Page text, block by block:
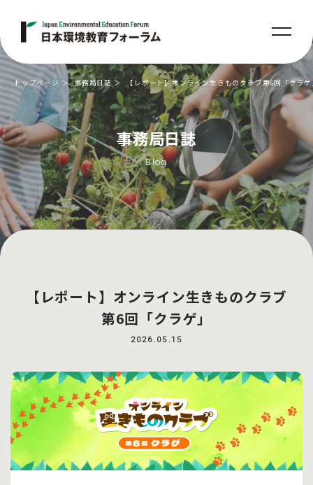
事務局日誌
Blog
トップページ 事務局日誌 【レポート】オンライン生きものクラブ第6回「クラ
【レポート】オンライン生きものクラブ
第6回「クラゲ」
2026.05.15